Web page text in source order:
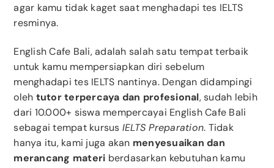
agar kamu tidak kaget saat menghadapi tes IELTS
resminya.
English Cafe Bali, adalah salah satu tempat terbaik
untuk kamu mempersiapkan diri sebelum
menghadapi tes IELTS nantinya. Dengan didampingi
oleh tutor terpercaya dan profesional, sudah lebih
dari 10.000+ siswa mempercayai English Cafe Bali
sebagai tempat kursus IELTS Preparation. Tidak
hanya itu, kami juga akan menyesuaikan dan
merancang materi berdasarkan kebutuhan kamu